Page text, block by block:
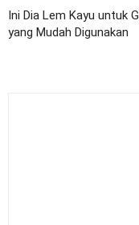
Ini Dia Lem Kayu untuk
yang Mudah Digunakan